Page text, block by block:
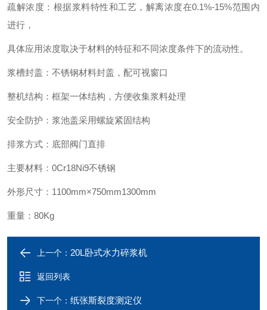
疏解浓度：根据浆料特性和工艺，解离浓度在0.1%-15%范围内
进行，
具体应用浓度取决于材料的特征和不同浓度条件下的流动性。
浆槽封盖：不锈钢材料封盖，配可视窗口
整机结构：框架一体结构，方便收集浆料处理
安全防护：浆池盖采用螺旋紧固结构
排浆方式：底部阀门直排
主要材料：0Cr18Ni9不锈钢
外形尺寸：1100mm×750mm1300mm
重量：80Kg
上一个： 20L卧式水力碎浆机
返回列表
下一个： 纸张斯裂度测定仪